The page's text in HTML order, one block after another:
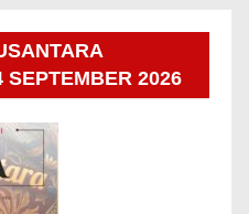
SEPTEMBER 2026